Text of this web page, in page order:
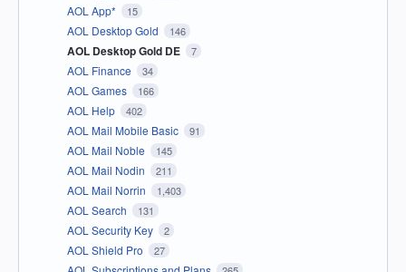
AOL App* 15
AOL Desktop Gold 146
AOL Desktop Gold DE 7
AOL Finance 34
AOL Games 166
AOL Help 402
AOL Mail Mobile Basic 91
AOL Mail Noble 145
AOL Mail Nodin 211
AOL Mail Norrin 1,403
AOL Search 131
AOL Security Key 2
AOL Shield Pro 27